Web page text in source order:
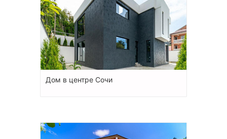
Дом в центре Сочи